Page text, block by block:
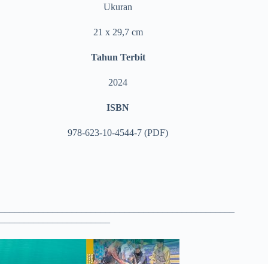
Ukuran
21 x 29,7 cm
Tahun Terbit
2024
ISBN
978-623-10-4544-7 (PDF)